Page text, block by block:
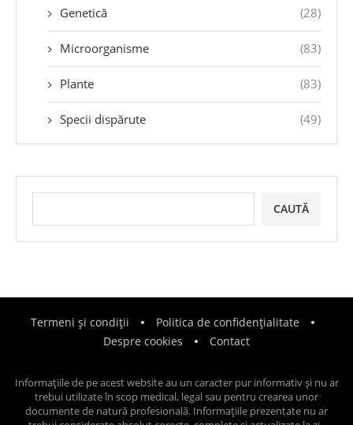
Genetică (28)
Microorganisme (83)
Plante (83)
Specii dispărute (49)
CAUTĂ
Termeni și condiții
Politica de confidențialitate
Despre cookies
Contact
Informațiile de pe acest website au un caracter pur informativ și nu ar
trebui utilizate în scop medical, legal sau pentru crearea unor
documente de natură profesională. Informațiile prezentate nu ar